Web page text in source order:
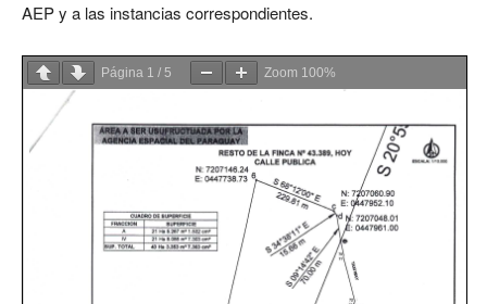
AEP y a las instancias correspondientes.
Página 1 / 5 Zoom 100%